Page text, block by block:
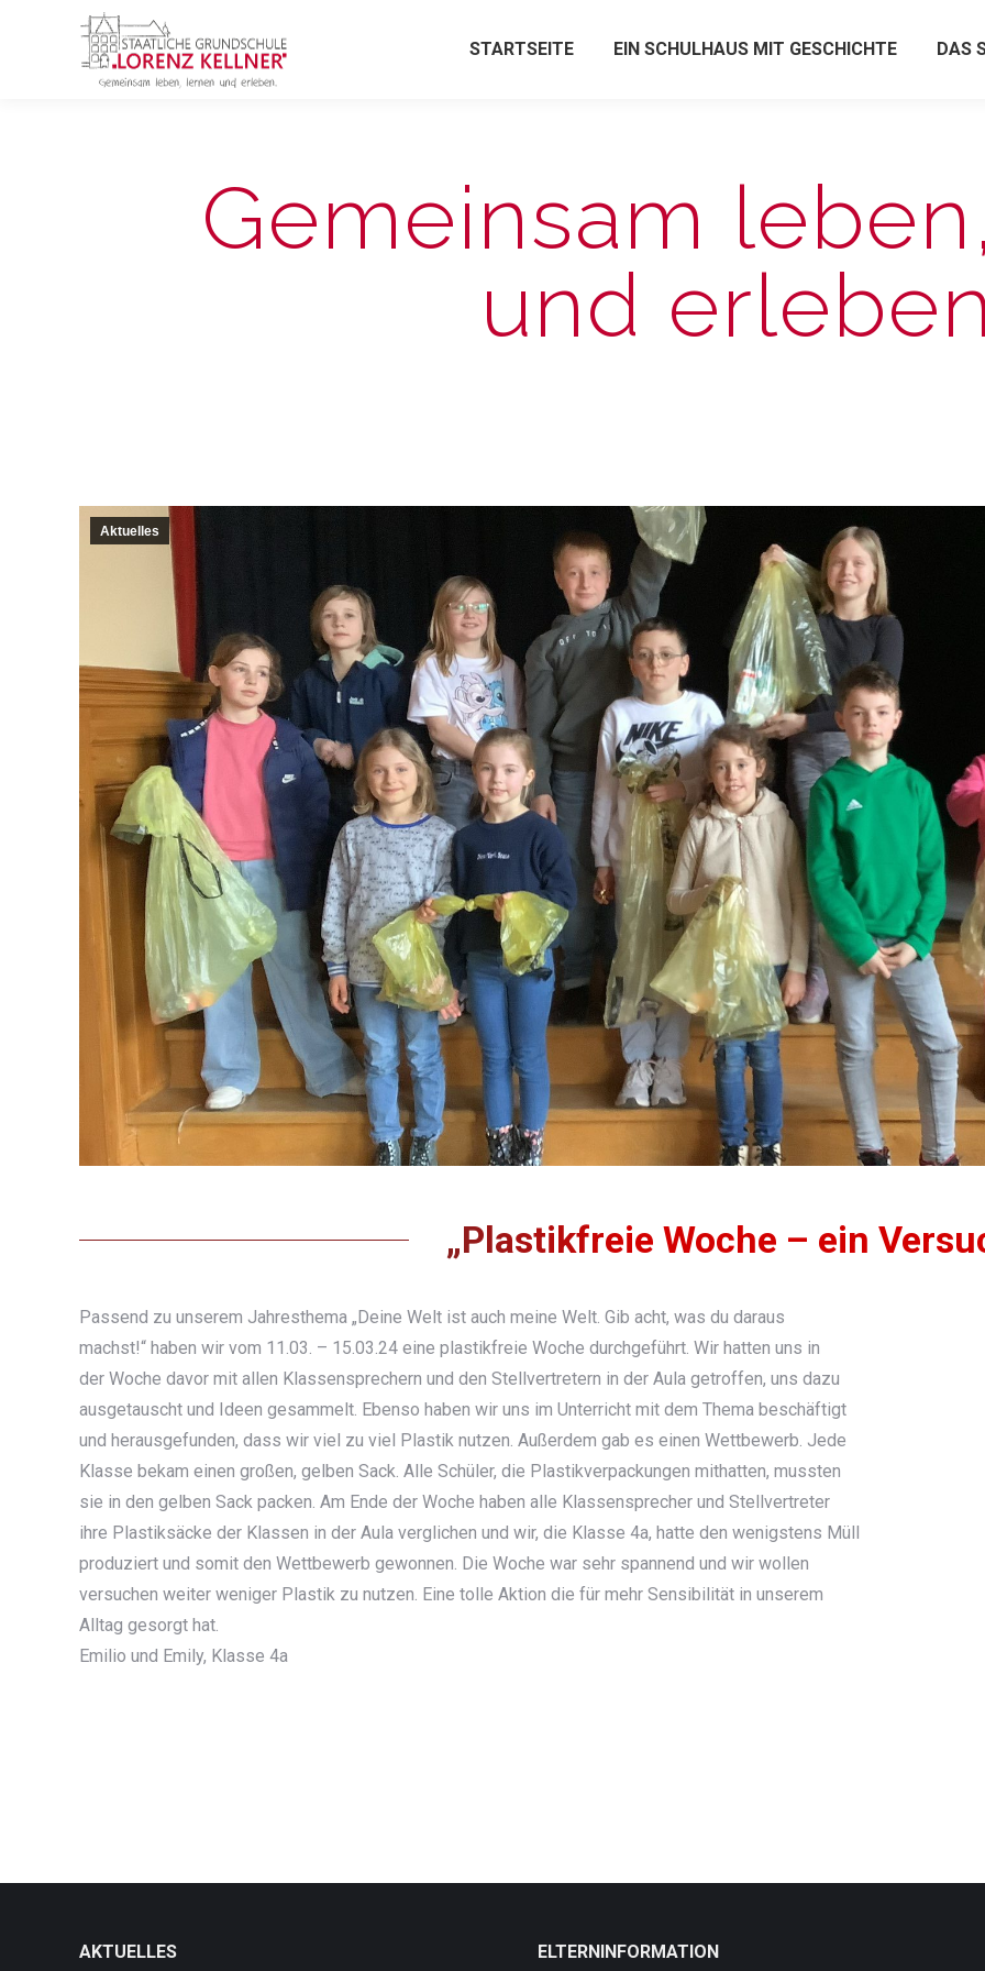
STARTSEITE EIN SCHULHAUS MIT GESCHICHTE DAS
Gemeinsam
und
Aktuelles
„Plastikfreie Woche – ein
Passend zu unserem Jahresthema „Deine Welt ist auch meine Welt. Gib acht, was du daraus
machst!“ haben wir vom 11.03. – 15.03.24 eine plastikfreie Woche durchgeführt. Wir hatten uns in
der Woche davor mit allen Klassensprechern und den Stellvertretern in der Aula getroffen, uns dazu
ausgetauscht und Ideen gesammelt. Ebenso haben wir uns im Unterricht mit dem Thema beschäftigt
und herausgefunden, dass wir viel zu viel Plastik nutzen. Außerdem gab es einen Wettbewerb. Jede
Klasse bekam einen großen, gelben Sack. Alle Schüler, die Plastikverpackungen mithatten, mussten
sie in den gelben Sack packen. Am Ende der Woche haben alle Klassensprecher und Stellvertreter
ihre Plastiksäcke der Klassen in der Aula verglichen und wir, die Klasse 4a, hatte den wenigstens Müll
produziert und somit den Wettbewerb gewonnen. Die Woche war sehr spannend und wir wollen
versuchen weiter weniger Plastik zu nutzen. Eine tolle Aktion die für mehr Sensibilität in unserem
Alltag gesorgt hat.
Emilio und Emily, Klasse 4a
AKTUELLES ELTERNINFORMATION